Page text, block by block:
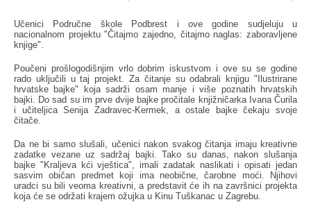
Učenici Područne škole Podbrest i ove godine sudjeluju u
nacionalnom projektu "Čitajmo zajedno, čitajmo naglas: zaboravljene
knjige".
Poučeni prošlogodišnjim vrlo dobrim iskustvom i ove su se godine
rado uključili u taj projekt. Za čitanje su odabrali knjigu "Ilustrirane
hrvatske bajke" koja sadrži osam manje i više poznatih hrvatskih
bajki. Do sad su im prve dvije bajke pročitale knjižničarka Ivana Čurila
i učiteljica Senija Zadravec-Kermek, a ostale bajke čekaju svoje
čitače.
Da ne bi samo slušali, učenici nakon svakog čitanja imaju kreativne
zadatke vezane uz sadržaj bajki. Tako su danas, nakon slušanja
bajke "Kraljeva kći vještica", imali zadatak naslikati i opisati jedan
sasvim običan predmet koji ima neobične, čarobne moći. Njihovi
uradci su bili veoma kreativni, a predstavit će ih na završnici projekta
koja će se održati krajem ožujka u Kinu Tuškanac u Zagrebu.